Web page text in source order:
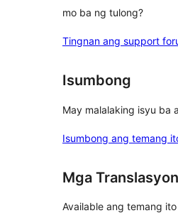
mo ba ng tulong?
Tingnan ang support
Isumbong
May malalaking isyu ba
Isumbong ang temang
Mga Translasyon
Available ang temang